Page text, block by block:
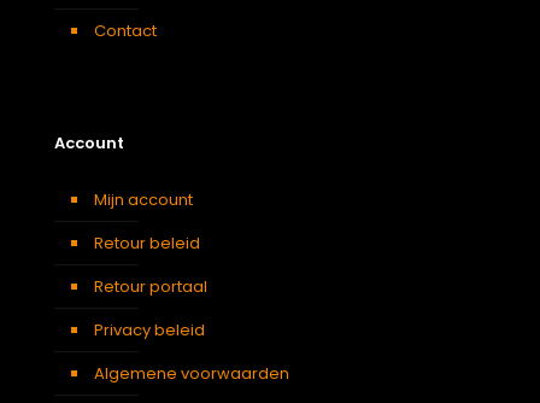
Contact
Account
Mijn account
Retour beleid
Retour portaal
Privacy beleid
Algemene voorwaarden